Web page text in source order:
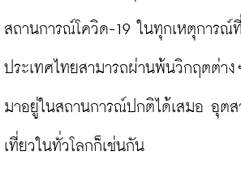
สถานการณ์โควิด-19 ในทุกเหตุการณ์
ประเทศไทยสามารถผ่านพ้นวิกฤตต่า
มาอยู่ในสถานการณ์ปกติได้เสมอ อุตส
เที่ยวในทั่วโลกก็เช่นกัน